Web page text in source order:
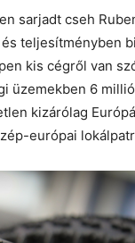
sarjadt cseh
teljesítményben
kis cégről van
üzemekben 6
kizárólag
európai